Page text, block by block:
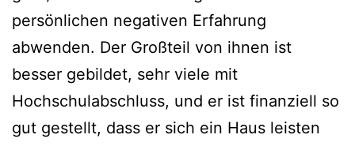
persönlichen negativen Erfahrung
abwenden. Der Großteil von ihnen ist
besser gebildet, sehr viele mit
Hochschulabschluss, und er ist finanziell so
gut gestellt, dass er sich ein Haus leisten